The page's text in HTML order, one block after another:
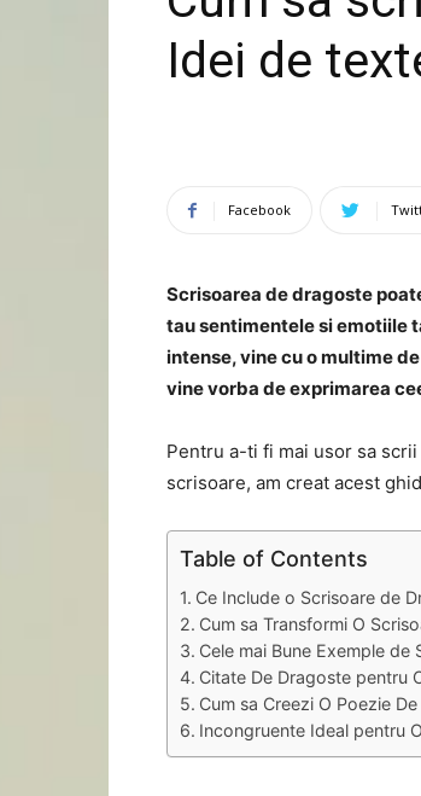
Idei de
Facebook
Scrisoarea de dragoste
tau sentimentele si emotiile
intense, vine cu o multime
vine vorba de exprimarea
Pentru a-ti fi mai usor sa
scrisoare, am creat acest
Table of Contents
Ce Include o Scrisoare de
Cum sa Transformi O
Cele mai Bune Exemple de
Citate De Dragoste pentru
Cum sa Creezi O Poezie
Incongruente Ideal pentru